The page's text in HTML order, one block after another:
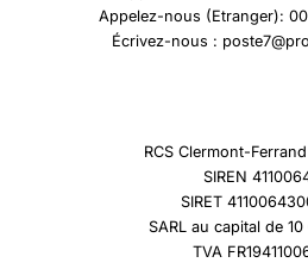
Appelez-nous (Etranger):
Écrivez-nous :
RCS Clermont-
SIREN
SIRET
SARL au capital de
TVA